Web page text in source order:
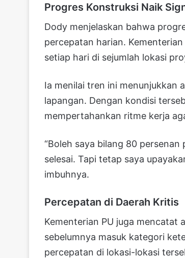
Progres Konstruksi Naik
Dody menjelaskan bahwa
percepatan harian.
setiap hari di sejumlah lokasi
Ia menilai tren ini menunjukkan
lapangan. Dengan kondisi
mempertahankan ritme kerja
“Boleh saya bilang 80
selesai. Tapi tetap saya
imbuhnya.
Percepatan di Daerah Kritis
Kementerian PU juga mencatat
sebelumnya masuk kategori
percepatan di lokasi-lokasi